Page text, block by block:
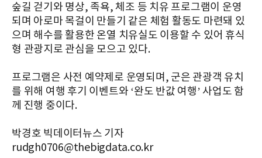
숲길 걷기와 명상, 족욕, 체조 등 치유 프로그램이 운영
되며 아로마 목걸이 만들기 같은 체험 활동도 마련돼 있
으며 해수를 활용한 온열 치유실도 이용할 수 있어 휴식
형 관광지로 관심을 모으고 있다.
프로그램은 사전 예약제로 운영되며, 군은 관광객 유치
를 위해 여행 후기 이벤트와 ‘완도 반값 여행’ 사업도 함
께 진행 중이다.
박경호 빅데이터뉴스 기자
rudgh0706@thebigdata.co.kr